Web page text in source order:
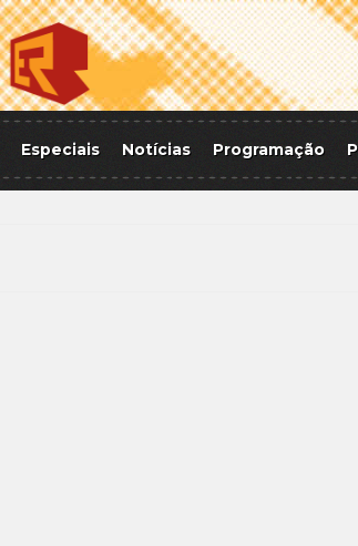
Especiais Notícias Programação